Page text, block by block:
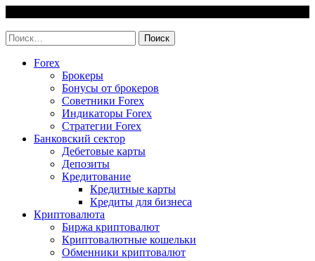
content
Найти:
Forex
Брокеры
Бонусы от брокеров
Советники Forex
Индикаторы Forex
Стратегии Forex
Банковский сектор
Дебетовые карты
Депозиты
Кредитование
Кредитные карты
Кредиты для бизнеса
Криптовалюта
Биржа криптовалют
Криптовалютные кошельки
Обменники криптовалют